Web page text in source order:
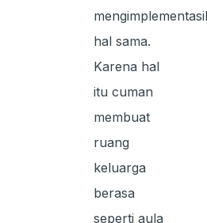
hal sama.
Karena hal
itu cuman
membuat
ruang
keluarga
berasa
seperti aula